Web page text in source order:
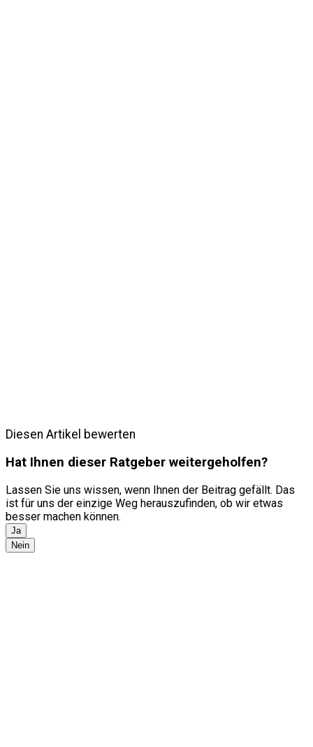
Diesen Artikel bewerten
Hat Ihnen dieser Ratgeber weitergeholfen?
Lassen Sie uns wissen, wenn Ihnen der Beitrag gefällt. Das
ist für uns der einzige Weg herauszufinden, ob wir etwas
besser machen können.
Ja
Nein